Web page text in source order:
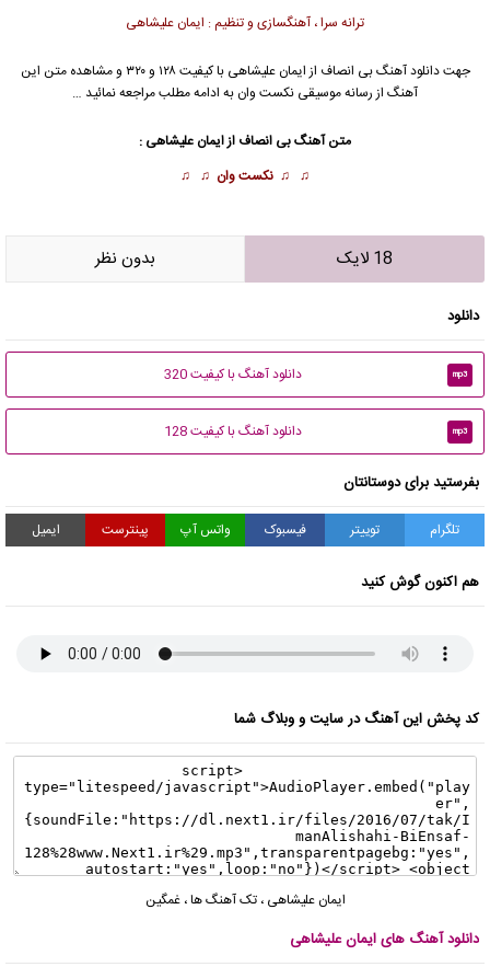
ترانه سرا ، آهنگسازی و تنظیم : ایمان علیشاهی
جهت دانلود آهنگ بی انصاف از ایمان علیشاهی
با کیفیت ۱۲۸ و ۳۲۰ و مشاهده متن این
آهنگ از رسانه موسیقی نکست وان به ادامه مطلب مراجعه نمائید …
متن آهنگ بی انصاف ازایمان علیشاهی :
♫ ♫ نکست وان ♫ ♫
18 لایک بدون نظر
دانلود
mp3 دانلود آهنگ با کیفیت 320
mp3 دانلود آهنگ با کیفیت 128
بفرستید برای دوستانتان
تلگرام توییتر فیسبوک واتس آپ پینترست ایمیل
هم اکنون گوش کنید
کد پخش این آهنگ در سایت و وبلاگ شما
ایمان علیشاهی ،تک آهنگ ها،غمگین
دانلود آهنگ های ایمان علیشاهی